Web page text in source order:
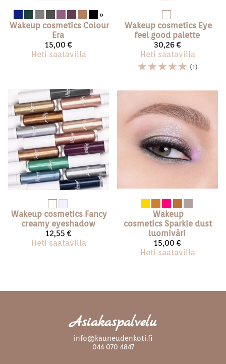
»
Wakeup cosmetics Colour
Era
15,00 €
Heti saatavilla
Wakeup cosmetics Eye
feel good palette
30,26 €
Heti saatavilla
☆☆☆☆☆ (1)
Wakeup cosmetics Fancy
creamy eyeshadow
12,55 €
Heti saatavilla
Wakeup
cosmetics Sparkle dust
luomiväri
15,00 €
Heti saatavilla
Asiakaspalvelu
info@kauneudenkoti.fi
044 070 4847